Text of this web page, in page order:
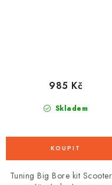
Skladem
985 Kč
Tuning Big Bore kit